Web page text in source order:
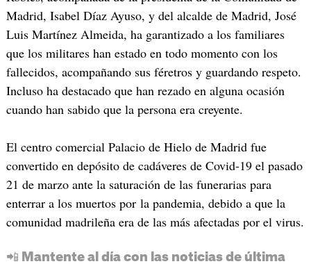
Madrid, Isabel Díaz Ayuso, y del alcalde de Madrid, José
Luis Martínez Almeida, ha garantizado a los familiares
que los militares han estado en todo momento con los
fallecidos, acompañando sus féretros y guardando respeto.
Incluso ha destacado que han rezado en alguna ocasión
cuando han sabido que la persona era creyente.
El centro comercial Palacio de Hielo de Madrid fue
convertido en depósito de cadáveres de Covid-19 el pasado
21 de marzo ante la saturación de las funerarias para
enterrar a los muertos por la pandemia, debido a que la
comunidad madrileña era de las más afectadas por el virus.
📲 Mantente al día con las noticias de última